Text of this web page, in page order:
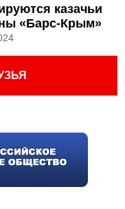
казачьи
«Барс-Крым»